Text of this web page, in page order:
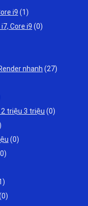
i9 (1)
Core i9 (0)
nhanh (27)
2 triệu 3 triệu (0)
(0)